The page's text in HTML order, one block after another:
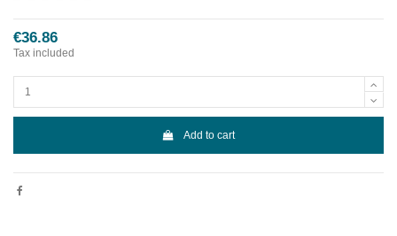
€36.86
Tax included
Add to cart